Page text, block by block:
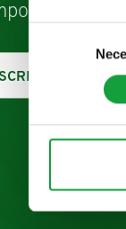
Selection
della
ISCRIVITI